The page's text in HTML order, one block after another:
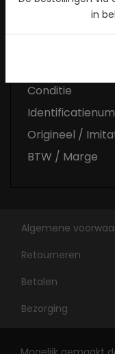
Conditie
Origineel /
BTW / Marge
Algemene
Retourneren
Betalen
Bezorging
in